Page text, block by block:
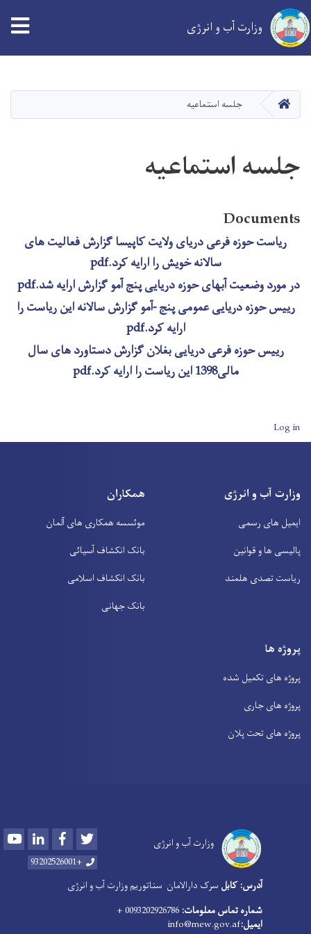
content
وزارت آب و انرژی
خانه جلسه استماعیه
جلسه استماعیه
Documents
ریاست حوزه فرعی دریای ولایت کاپیسا گزارش فعالیت های
سالانه خویش را ارایه کرد.pdf
در مورد وضعیت آبهای حوزه دریایی پنج آمو گزارش ارایه شد.pdf
رییس حوزه دریایی عمومی پنج -آمو گزارش سالانه این ریاست را
ارایه کرد.pdf
رییس حوزه فرعی دریایی بغلان گزارش دستاورد های سال
مالی1398 این ریاست را ارایه کرد.pdf
User account menu
Log in
وزارت آب و انرژی
ایمیل های رسمی
پالیسی ها و قوانین
ریاست تصدی هلمند
همکاران
موئسسه همکاری های آلمان
بانک انکشاف آسیائی
بانک انکشاف اسلامی
بانک جهانی
پروژه ها
پروژه های تکمیل شده
پروژه های جاری
پروژه های تحت پلان
وزارت آب و انرژی YoutubeLinkedInFacebook
+93202526001
آدرس: کابل سرک دارالامان سناتوریم وزارت آب و انرژی
شماره تماس معلومات:
ایمیل:info@mew.gov.af